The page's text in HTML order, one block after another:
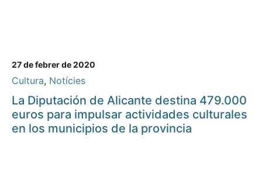
27 de febrer de 2020
Cultura, Notícies
La Diputación de Alicante destina 479.000
euros para impulsar actividades culturales
en los municipios de la provincia